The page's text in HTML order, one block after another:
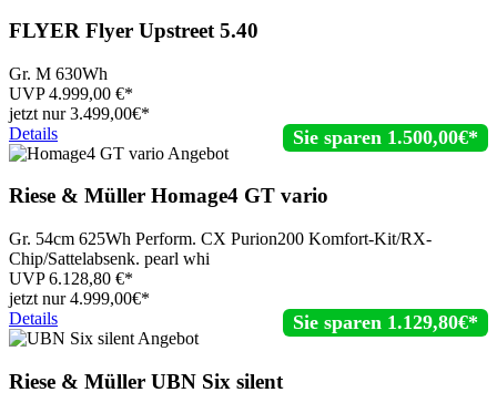
FLYER Flyer Upstreet 5.40
Gr. M 630Wh
UVP4.999,00 €*
jetzt nur3.499,00€*
Sie sparen 1.500,00€*
Details
Riese & Müller Homage4 GT vario
Gr. 54cm 625Wh Perform. CX Purion200 Komfort-Kit/RX-
Chip/Sattelabsenk. pearl whi
UVP6.128,80 €*
jetzt nur4.999,00€*
Sie sparen 1.129,80€*
Details
Riese & Müller UBN Six silent